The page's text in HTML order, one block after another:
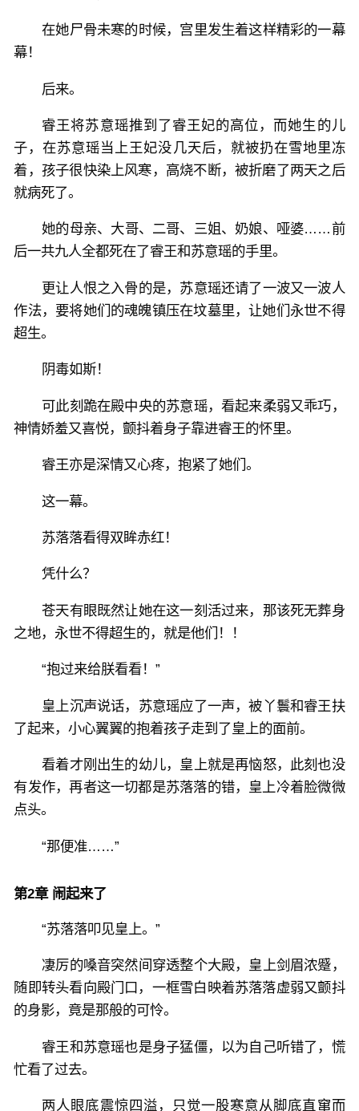
在她尸骨未寒的时候，宫里发生着这样精彩的一幕
幕！
后来。
睿王将苏意瑶推到了睿王妃的高位，而她生的儿
子，在苏意瑶当上王妃没几天后，就被扔在雪地里冻
着，孩子很快染上风寒，高烧不断，被折磨了两天之后
就病死了。
她的母亲、大哥、二哥、三姐、奶娘、哑婆……前
后一共九人全都死在了睿王和苏意瑶的手里。
更让人恨之入骨的是，苏意瑶还请了一波又一波人
作法，要将她们的魂魄镇压在坟墓里，让她们永世不得
超生。
阴毒如斯！
可此刻跪在殿中央的苏意瑶，看起来柔弱又乖巧，
神情娇羞又喜悦，颤抖着身子靠进睿王的怀里。
睿王亦是深情又心疼，抱紧了她们。
这一幕。
苏落落看得双眸赤红！
凭什么？
苍天有眼既然让她在这一刻活过来，那该死无葬身
之地，永世不得超生的，就是他们！！
“抱过来给朕看看！”
皇上沉声说话，苏意瑶应了一声，被丫鬟和睿王扶
了起来，小心翼翼的抱着孩子走到了皇上的面前。
看着才刚出生的幼儿，皇上就是再恼怒，此刻也没
有发作，再者这一切都是苏落落的错，皇上冷着脸微微
点头。
“那便准……”
第2章 闹起来了
“苏落落叩见皇上。”
凄厉的嗓音突然间穿透整个大殿，皇上剑眉浓蹙，
随即转头看向殿门口，一框雪白映着苏落落虚弱又颤抖
的身影，竟是那般的可怜。
睿王和苏意瑶也是身子猛僵，以为自己听错了，慌
忙看了过去。
两人眼底震惊四溢，只觉一股寒意从脚底直窜而